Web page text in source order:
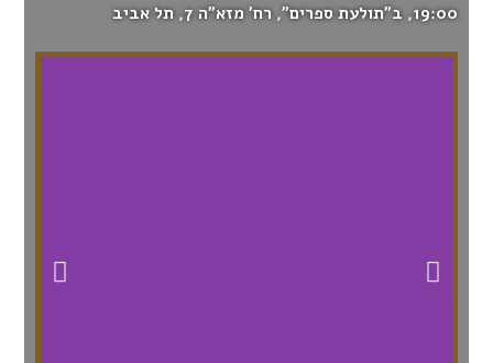
19:00, ב"תולעת ספרים", רח' מזא"ה 7, תל אביב